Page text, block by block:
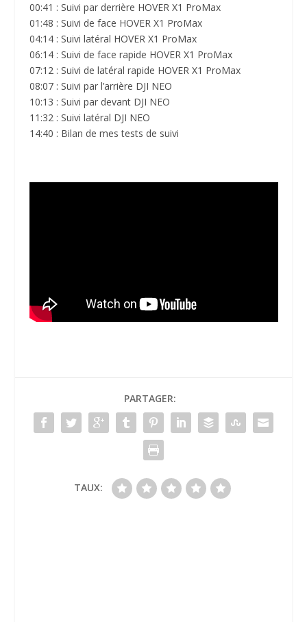
00:41 : Suivi par derrière HOVER X1 ProMax
01:48 : Suivi de face HOVER X1 ProMax
04:14 : Suivi latéral HOVER X1 ProMax
06:14 : Suivi de face rapide HOVER X1 ProMax
07:12 : Suivi de latéral rapide HOVER X1 ProMax
08:07 : Suivi par l’arrière DJI NEO
10:13 : Suivi par devant DJI NEO
11:32 : Suivi latéral DJI NEO
14:40 : Bilan de mes tests de suivi
PARTAGER:
TAUX: